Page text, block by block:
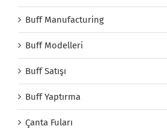
Buff Manufacturing
Buff Modelleri
Buff Satışı
Buff Yaptırma
Çanta Fuları